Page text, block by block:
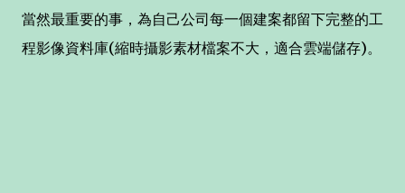
當然最重要的事，為自己公司每一個建案都留下完整的工
程影像資料庫(縮時攝影素材檔案不大，適合雲端儲存)。